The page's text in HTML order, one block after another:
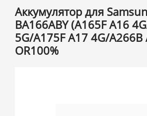
Аккумулятор для
BA166ABY (A165F A16
5G/A175F A17 4G/A266B
OR100%